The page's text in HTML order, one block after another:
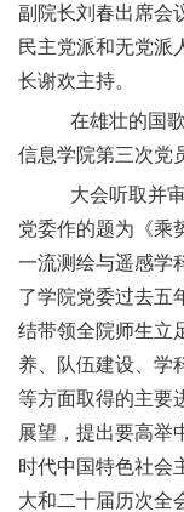
副院长刘春出席会
民主党派和无党派
长谢欢主持。
在雄壮的国
信息学院第三次党
大会听取并
党委作的题为《乘
一流测绘与遥感学
了学院党委过去五
结带领全院师生立
养、队伍建设、学
等方面取得的主要
展望，提出要高举
时代中国特色社会
大和二十届历次全